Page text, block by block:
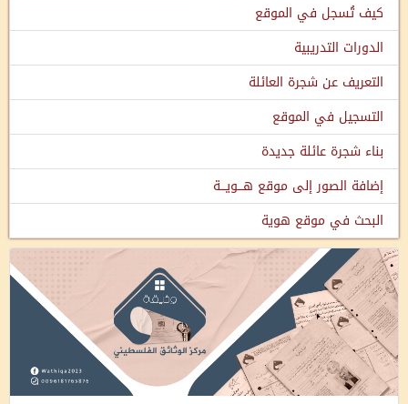
كيف تُسجل في الموقع
الدورات التدريبية
التعريف عن شجرة العائلة
التسجيل في الموقع
بناء شجرة عائلة جديدة
إضافة الصور إلى موقع هـــويـــة
البحث في موقع هوية